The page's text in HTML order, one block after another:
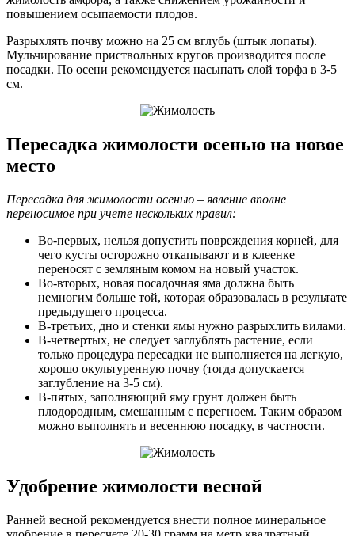
повышением осыпаемости плодов.
Разрыхлять почву можно на 25 см вглубь (штык лопаты).
Мульчирование приствольных кругов производится после
посадки. По осени рекомендуется насыпать слой торфа в 3-5
см.
Пересадка жимолости осенью на новое
место
Пересадка для жимолости осенью – явление вполне
переносимое при учете нескольких правил:
Во-первых, нельзя допустить повреждения корней, для
чего кусты осторожно откапывают и в клеенке
переносят с земляным комом на новый участок.
Во-вторых, новая посадочная яма должна быть
немногим больше той, которая образовалась в результате
предыдущего процесса.
В-третьих, дно и стенки ямы нужно разрыхлить вилами.
В-четвертых, не следует заглублять растение, если
только процедура пересадки не выполняется на легкую,
хорошо окультуренную почву (тогда допускается
заглубление на 3-5 см).
В-пятых, заполняющий яму грунт должен быть
плодородным, смешанным с перегноем. Таким образом
можно выполнять и весеннюю посадку, в частности.
Удобрение жимолости весной
Ранней весной рекомендуется внести полное минеральное